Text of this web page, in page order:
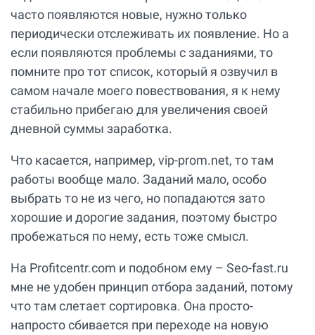
часто появляются новые, нужно только
периодически отслеживать их появление. Но а
если появляются проблемы с заданиями, то
помните про тот список, который я озвучил в
самом начале моего повествования, я к нему
стабильно прибегаю для увеличения своей
дневной суммы заработка.
Что касается, например, vip-prom.net, то там
работы вообще мало. Заданий мало, особо
выбрать то не из чего, но попадаются зато
хорошие и дорогие задания, поэтому быстро
пробежаться по нему, есть тоже смысл.
На Profitcentr.com и подобном ему – Seo-fast.ru
мне не удобен принцип отбора заданий, потому
что там слетает сортировка. Она просто-
напросто сбивается при переходе на новую